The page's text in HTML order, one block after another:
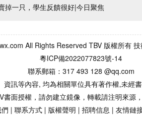
掉一只，學生反饋很好|今日聚焦
All Rights Reserved TBV 版權所有
粵ICP備2022077823號-14
聯系郵箱：317 493 128 @qq.com
資訊等內容, 均為相關單位具有著作權,未經
書面授權，請勿建立鏡像，轉載請注明來源
| 聯系方式 | 版權聲明 | 招聘信息 | 友情鏈